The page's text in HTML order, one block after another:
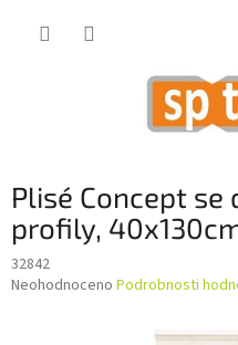
Plisé Concept
profily,
32842
Průměrné
Neohodnoceno Podrobnosti